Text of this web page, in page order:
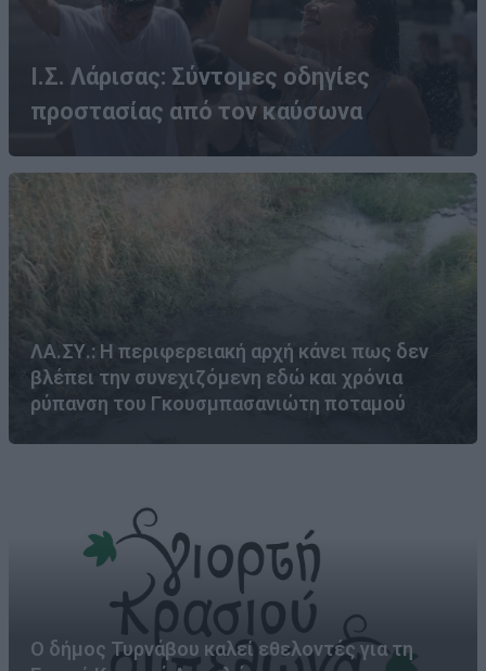
Ι.Σ. Λάρισας: Σύντομες οδηγίες
προστασίας από τον καύσωνα
ΛΑ.ΣΥ.: Η περιφερειακή αρχή κάνει πως δεν
βλέπει την συνεχιζόμενη εδώ και χρόνια
ρύπανση του Γκουσμπασανιώτη ποταμού
Ο δήμος Τυρνάβου καλεί εθελοντές για τη